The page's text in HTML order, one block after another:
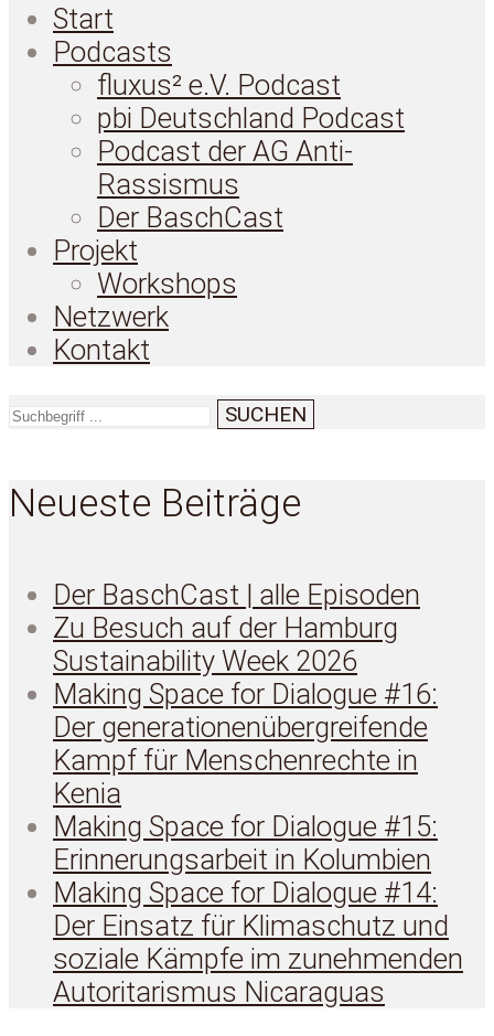
Start
Podcasts
fluxus² e.V. Podcast
pbi Deutschland Podcast
Podcast der AG Anti-
Rassismus
Der BaschCast
Projekt
Workshops
Netzwerk
Kontakt
SUCHEN
Neueste Beiträge
Der BaschCast | alle Episoden
Zu Besuch auf der Hamburg
Sustainability Week 2026
Making Space for Dialogue #16:
Der generationenübergreifende
Kampf für Menschenrechte in
Kenia
Making Space for Dialogue #15:
Erinnerungsarbeit in Kolumbien
Making Space for Dialogue #14:
Der Einsatz für Klimaschutz und
soziale Kämpfe im zunehmenden
Autoritarismus Nicaraguas